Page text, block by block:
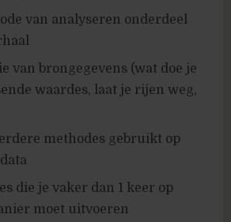
van analyseren onderdeel
van brongegevens (wat doe je
waardes, laat je rijen weg,
methodes gebruikt op
die je vaker dan 1 keer op
moet uitvoeren